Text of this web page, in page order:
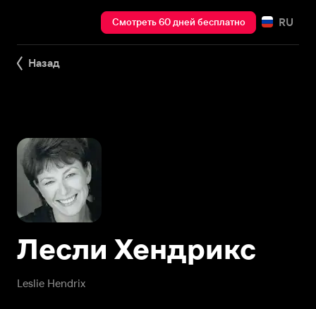
Смотреть 60 дней бесплатно RU
Назад
Leslie Hendrix
Лесли Хендрикс